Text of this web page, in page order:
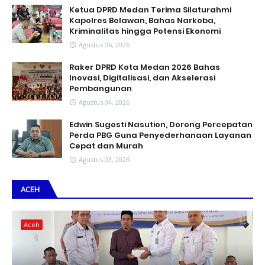
Ketua DPRD Medan Terima Silaturahmi
Kapolres Belawan, Bahas Narkoba,
Kriminalitas hingga Potensi Ekonomi
Agustus 06, 2026
Raker DPRD Kota Medan 2026 Bahas
Inovasi, Digitalisasi, dan Akselerasi
Pembangunan
Agustus 04, 2026
Edwin Sugesti Nasution, Dorong Percepatan
Perda PBG Guna Penyederhanaan Layanan
Cepat dan Murah
Agustus 03, 2026
ACEH
Aceh